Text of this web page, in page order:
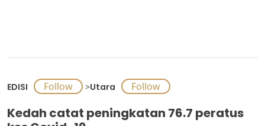
EDISI >Utara
Kedah catat peningkatan 76.7 peratus